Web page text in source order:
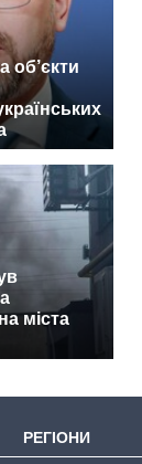
об’єкти
міста
РЕГІОНИ